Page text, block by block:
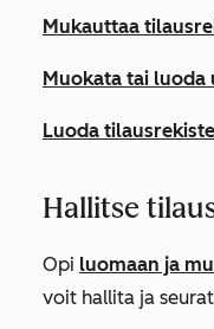
Mukauttaa
Muokata tai
Luoda
Hallitse
Opi luomaan ja
voit hallita ja